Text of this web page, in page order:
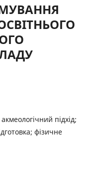
підхід;
фізичне